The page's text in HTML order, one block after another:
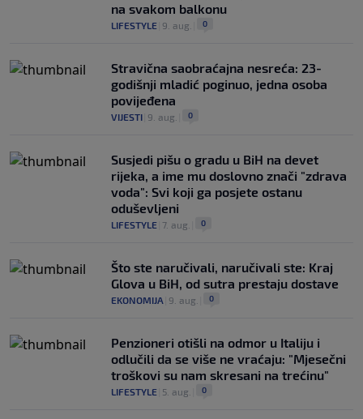
na svakom balkonu
LIFESTYLE 9. aug. 0
Stravična saobraćajna nesreća: 23-
godišnji mladić poginuo, jedna osoba
povijeđena
VIJESTI 9. aug. 0
Susjedi pišu o gradu u BiH na devet
rijeka, a ime mu doslovno znači "zdrava
voda": Svi koji ga posjete ostanu
oduševljeni
LIFESTYLE 7. aug. 0
Što ste naručivali, naručivali ste: Kraj
Glova u BiH, od sutra prestaju dostave
EKONOMIJA 9. aug. 0
Penzioneri otišli na odmor u Italiju i
odlučili da se više ne vraćaju: "Mjesečni
troškovi su nam skresani na trećinu"
LIFESTYLE 5. aug. 0